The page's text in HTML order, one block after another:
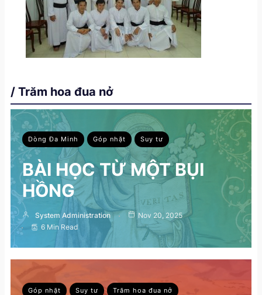
/ Trăm hoa đua nở
Dòng Đa Minh Góp nhặt Suy tư
BÀI HỌC TỪ MỘT BỤI
HỒNG
System Administration
Nov 20, 2025
6 Min Read
Góp nhặt Suy tư Trăm hoa đua nở